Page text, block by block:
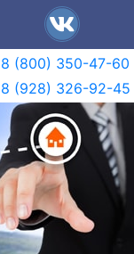
8 (800) 350-47-60
8 (928) 326-92-45